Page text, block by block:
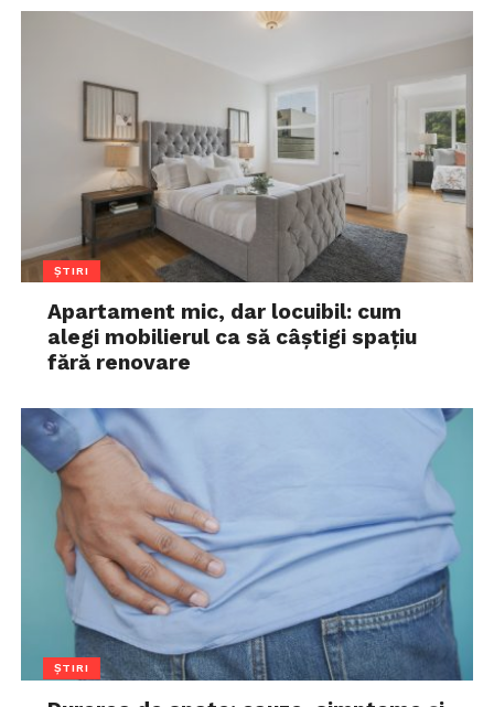
ȘTIRI
Apartament mic, dar locuibil: cum
alegi mobilierul ca să câștigi spațiu
fără renovare
ȘTIRI